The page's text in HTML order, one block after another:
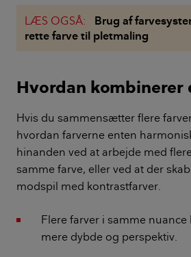
LÆS OGSÅ:
Brug af
rette farve til pletmaling
Hvordan kombinerer
Hvis du sammensætter flere
hvordan farverne enten
hinanden ved at arbejde med
samme farve, eller ved at der
modspil med kontrastfarver.
Flere farver i samme nuance
mere dybde og perspektiv.